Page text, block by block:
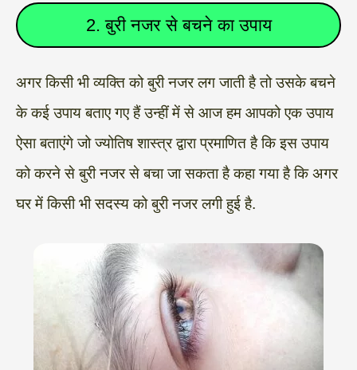
2. बुरी नजर से बचने का उपाय
अगर किसी भी व्यक्ति को बुरी नजर लग जाती है तो उसके बचने
के कई उपाय बताए गए हैं उन्हीं में से आज हम आपको एक उपाय
ऐसा बताएंगे जो ज्योतिष शास्त्र द्वारा प्रमाणित है कि इस उपाय
को करने से बुरी नजर से बचा जा सकता है कहा गया है कि अगर
घर में किसी भी सदस्य को बुरी नजर लगी हुई है.